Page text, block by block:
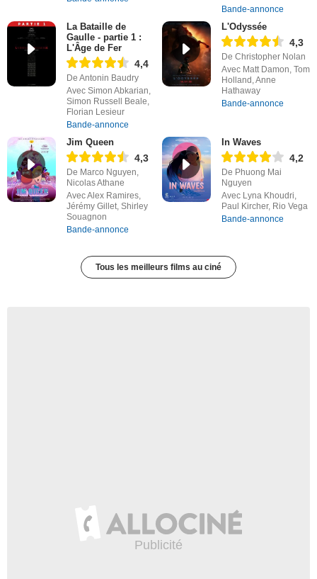
Bande-annonce
La Bataille de
Gaulle - partie 1 :
L'Âge de Fer
4,4
De Antonin Baudry
Avec Simon Abkarian,
Simon Russell Beale,
Florian Lesieur
Bande-annonce
L'Odyssée
4,3
De Christopher Nolan
Avec Matt Damon, Tom
Holland, Anne
Hathaway
Bande-annonce
Jim Queen
4,3
De Marco Nguyen,
Nicolas Athane
Avec Alex Ramires,
Jérémy Gillet, Shirley
Souagnon
Bande-annonce
In Waves
4,2
De Phuong Mai
Nguyen
Avec Lyna Khoudri,
Paul Kircher, Rio Vega
Bande-annonce
Tous les meilleurs films au ciné